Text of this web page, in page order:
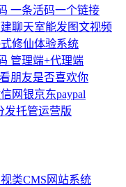
一条活码一个链接
聊天室能发图文视频
修仙体验系统
管理端+代理端
朋友是否喜欢你
网银京东paypal
发托管运营版
类CMS网站系统